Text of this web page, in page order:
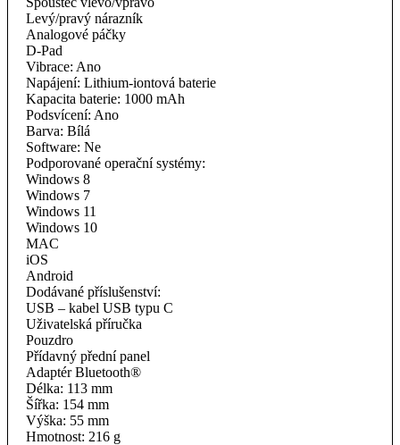
Levý/pravý nárazník
Analogové páčky
D-Pad
Vibrace: Ano
Napájení: Lithium-iontová baterie
Kapacita baterie: 1000 mAh
Podsvícení: Ano
Barva: Bílá
Software: Ne
Podporované operační systémy:
Windows 8
Windows 7
Windows 11
Windows 10
MAC
iOS
Android
Dodávané příslušenství:
USB – kabel USB typu C
Uživatelská příručka
Pouzdro
Přídavný přední panel
Adaptér Bluetooth®
Délka: 113 mm
Šířka: 154 mm
Výška: 55 mm
Hmotnost: 216 g